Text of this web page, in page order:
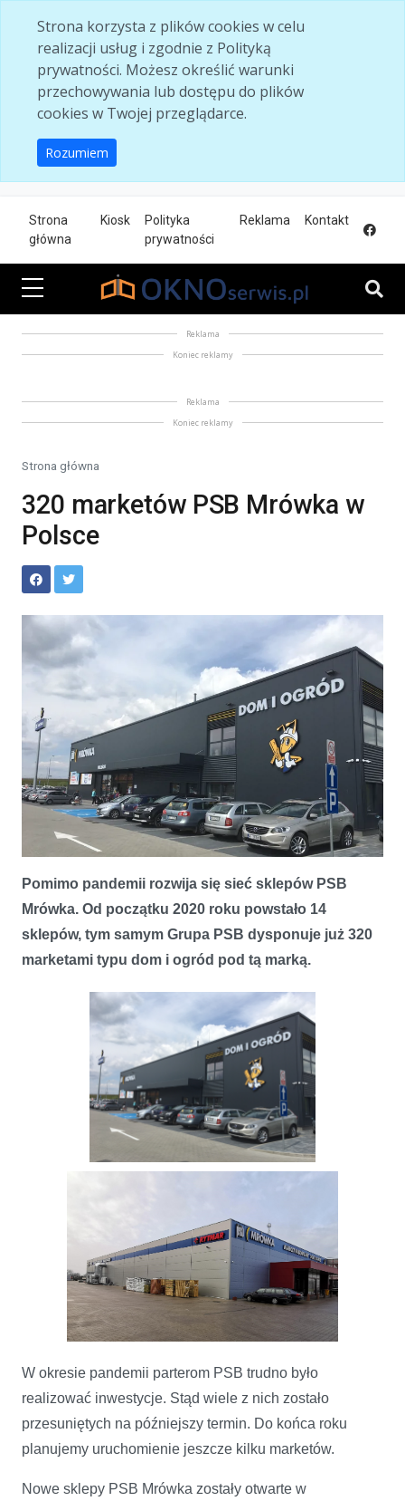
Strona korzysta z plików cookies w celu
realizacji usług i zgodnie z Polityką
prywatności. Możesz określić warunki
przechowywania lub dostępu do plików
cookies w Twojej przeglądarce.
Rozumiem
Strona
główna
Kiosk
Polityka
prywatności
Reklama Kontakt
Reklama
Koniec reklamy
Reklama
Koniec reklamy
Strona główna
320 marketów PSB Mrówka w
Polsce
Pomimo pandemii rozwija się sieć sklepów PSB
Mrówka. Od początku 2020 roku powstało 14
sklepów, tym samym Grupa PSB dysponuje już 320
marketami typu dom i ogród pod tą marką.
W okresie pandemii parterom PSB trudno było
realizować inwestycje. Stąd wiele z nich zostało
przesuniętych na późniejszy termin. Do końca roku
planujemy uruchomienie jeszcze kilku marketów.
Nowe sklepy PSB Mrówka zostały otwarte w